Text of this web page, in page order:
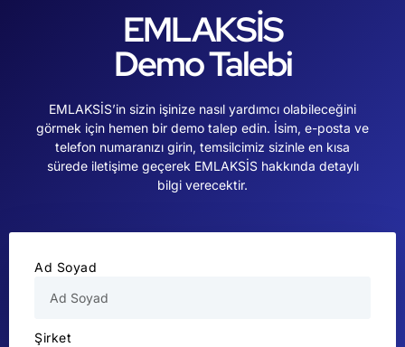
EMLAKSİS
Demo Talebi
EMLAKSİS’in sizin işinize nasıl yardımcı olabileceğini
görmek için hemen bir demo talep edin. İsim, e-posta ve
telefon numaranızı girin, temsilcimiz sizinle en kısa
sürede iletişime geçerek EMLAKSİS hakkında detaylı
bilgi verecektir.
Ad Soyad
Şirket